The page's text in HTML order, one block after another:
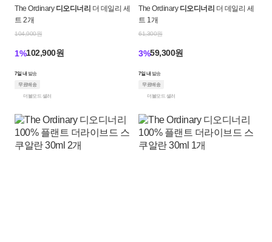
The Ordinary 디오디너리 더 데일리 세
트 2개
104,900원
1%102,900원
7일 내 발송
무료배송
더블모드 셀러
The Ordinary 디오디너리 더 데일리 세
트 1개
61,300원
3%59,300원
7일 내 발송
무료배송
더블모드 셀러